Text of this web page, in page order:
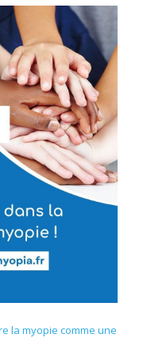
la myopie comme une